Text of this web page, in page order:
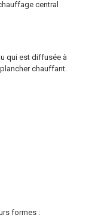
central
qui est diffusée à
chauffant.
formes :